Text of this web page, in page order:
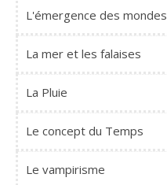
L'émergence des mondes
La mer et les falaises
La Pluie
Le concept du Temps
Le vampirisme